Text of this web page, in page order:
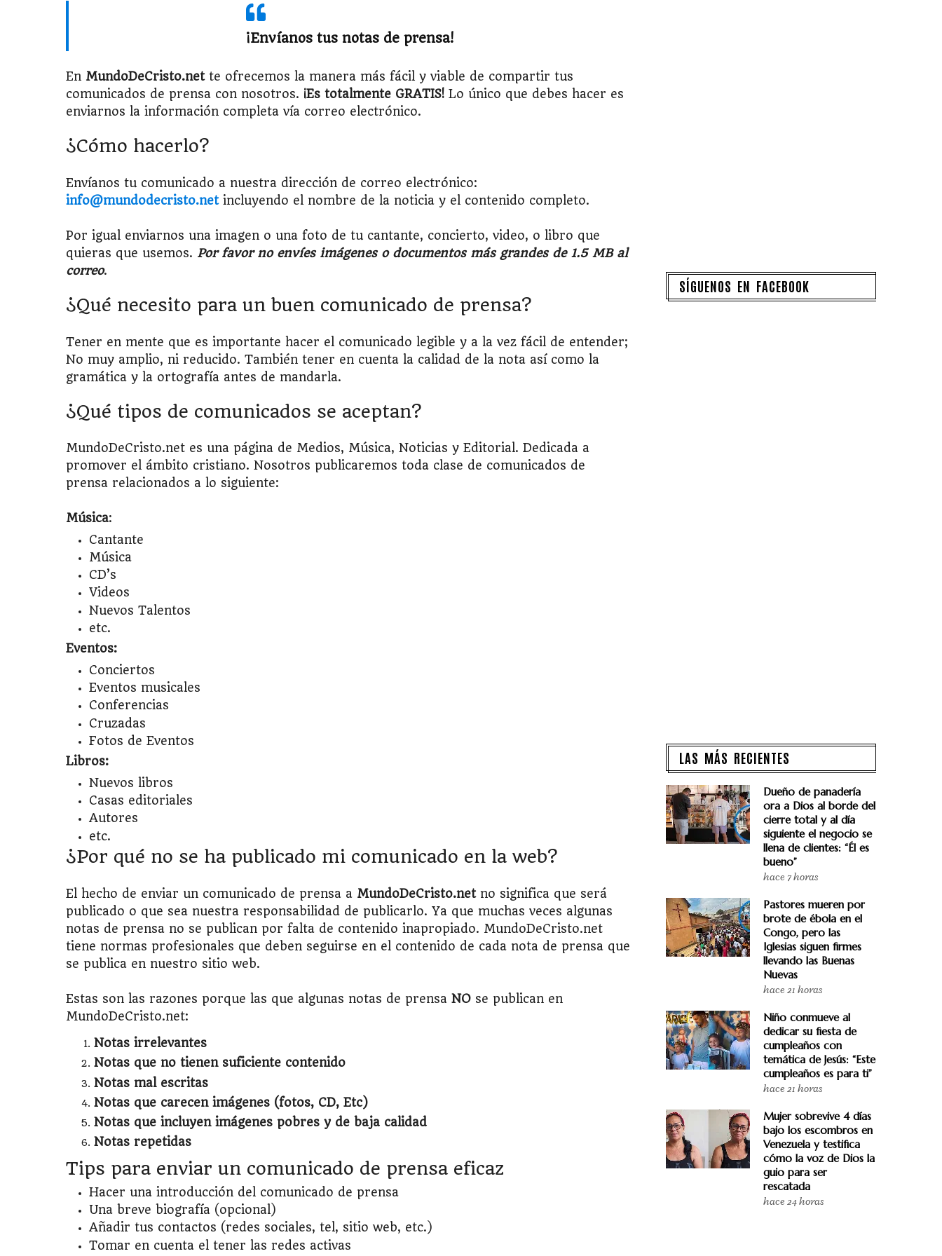
¡Envíanos tus notas de prensa!
En MundoDeCristo.nette ofrecemos la manera más fácil y viable de compartir tus
comunicados de prensa con nosotros. ¡Es totalmente GRATIS! Lo único que debes hacer es
enviarnos la información completa vía correo electrónico.
¿Cómo hacerlo?
Envíanos tu comunicado a nuestra dirección de correo electrónico:
info@mundodecristo.netincluyendo el nombre de la noticia y el contenido completo.
Por igual enviarnos una imagen o una foto de tu cantante, concierto, video, o libro que
quieras que usemos. Por favor no envíes imágenes o documentos más grandes de 1.5 MB al
correo.
¿Qué necesito para un buen comunicado de prensa?
Tener en mente que es importante hacer el comunicado legible y a la vez fácil de entender;
No muy amplio, ni reducido. También tener en cuenta la calidad de la nota así como la
gramática y la ortografía antes de mandarla.
¿Qué tipos de comunicados se aceptan?
MundoDeCristo.net es una página de Medios, Música, Noticias y Editorial. Dedicada a
promover el ámbito cristiano. Nosotros publicaremos toda clase de comunicados de
prensa relacionados a lo siguiente:
Música:
Cantante
Música
CD’s
Videos
Nuevos Talentos
etc.
Eventos:
Conciertos
Eventos musicales
Conferencias
Cruzadas
Fotos de Eventos
Libros:
Nuevos libros
Casas editoriales
Autores
etc.
¿Por qué no se ha publicado mi comunicado en la web?
El hecho de enviar un comunicado de prensa a MundoDeCristo.netno significa que será
publicado o que sea nuestra responsabilidad de publicarlo. Ya que muchas veces algunas
notas de prensa no se publican por falta de contenido inapropiado. MundoDeCristo.net
tiene normas profesionales que deben seguirse en el contenido de cada nota de prensa que
se publica en nuestro sitio web.
Estas son las razones porque las que algunas notas de prensa NO se publican en
MundoDeCristo.net:
Notas irrelevantes
Notas que no tienen suficiente contenido
Notas mal escritas
Notas que carecen imágenes (fotos, CD, Etc)
Notas que incluyen imágenes pobres y de baja calidad
Notas repetidas
Tips para enviar un comunicado de prensa eficaz
Hacer una introducción del comunicado de prensa
Una breve biografía (opcional)
Añadir tus contactos (redes sociales, tel, sitio web, etc.)
Tomar en cuenta el tener las redes activas
SÍGUENOS EN FACEBOOK
LAS MÁS RECIENTES
Dueño de panadería
ora a Dios al borde del
cierre total y al día
siguiente el negocio se
llena de clientes: “Él es
bueno”
hace 7 horas
Pastores mueren por
brote de ébola en el
Congo, pero las
Iglesias siguen firmes
llevando las Buenas
Nuevas
hace 21 horas
Niño conmueve al
dedicar su fiesta de
cumpleaños con
temática de Jesús: “Este
cumpleaños es para ti”
hace 21 horas
Mujer sobrevive 4 días
bajo los escombros en
Venezuela y testifica
cómo la voz de Dios la
guio para ser
rescatada
hace 24 horas